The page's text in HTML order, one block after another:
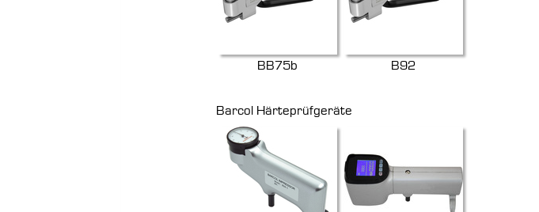
BB75b B92
Barcol Härteprüfgeräte